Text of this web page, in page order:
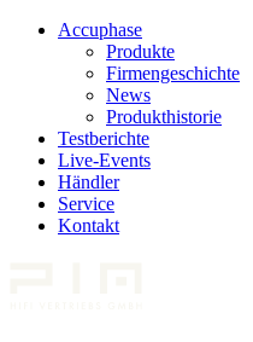
Accuphase
Produkte
Firmengeschichte
News
Produkthistorie
Testberichte
Live-Events
Händler
Service
Kontakt